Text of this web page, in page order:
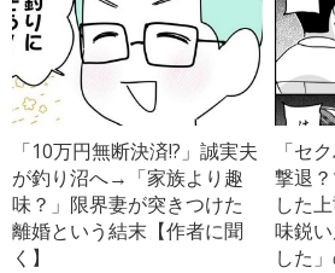
「10万円無断決済!?」誠実夫
が釣り沼へ→「家族より趣
味？」限界妻が突きつけた
離婚という結末【作者に聞
く】
「セ
撃退
した
味鋭
した